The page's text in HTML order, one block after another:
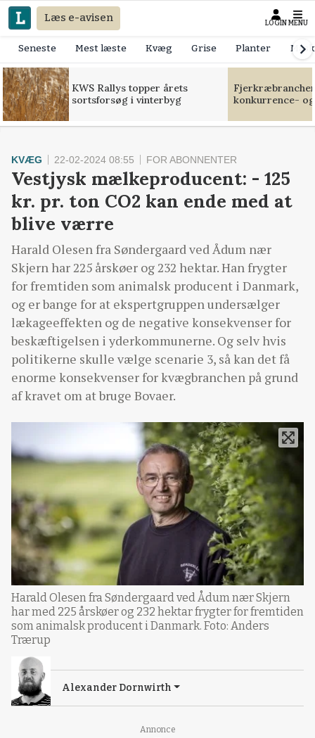
Læs e-avisen LOGIN MENU
Seneste Mest læste Kvæg Grise Planter
KWS Rallys topper årets
sortsforsøg i vinterbyg
konkurrence-
Annonce
KVÆG 22-02-2024 08:55 FOR ABONNENTER
Vestjysk mælkeproducent: - 125
kr. pr. ton CO2 kan ende med at
blive værre
Harald Olesen fra Søndergaard ved Ådum nær
Skjern har 225 årskøer og 232 hektar. Han frygter
for fremtiden som animalsk producent i Danmark,
og er bange for at ekspertgruppen undersælger
lækageeffekten og de negative konsekvenser for
beskæftigelsen i yderkommunerne. Og selv hvis
politikerne skulle vælge scenarie 3, så kan det få
enorme konsekvenser for kvægbranchen på grund
af kravet om at bruge Bovaer.
Harald Olesen fra Søndergaard ved Ådum nær Skjern
har med 225 årskøer og 232 hektar frygter for fremtiden
som animalsk producent i Danmark. Foto: Anders
Trærup
Alexander Dornwirth